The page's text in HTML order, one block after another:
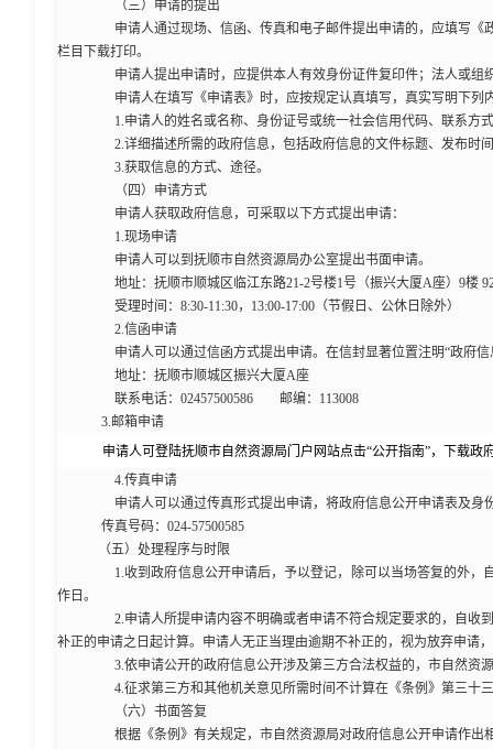
（三）申请的提出
申请人通过现场、信函、传真和电子邮件提出申请的，应填写《
栏目下载打印。
申请人提出申请时，应提供本人有效身份证件复印件；法人或组
申请人在填写《申请表》时，应按规定认真填写，真实写明下列
1.申请人的姓名或名称、身份证号或统一社会信用代码、联系方
2.详细描述所需的政府信息，包括政府信息的文件标题、发布时
3.获取信息的方式、途径。
（四）申请方式
申请人获取政府信息，可采取以下方式提出申请：
1.现场申请
申请人可以到抚顺市自然资源局办公室提出书面申请。
地址： 抚顺市顺城区临江东路21-2号楼1号（振兴大厦A座） 9楼
受理时间：8:30-11:30，13:00-17:00（节假日、公休日除外）
2.信函申请
申请人可以通过信函方式提出申请。在信封显著位置注明“政府信
地址：抚顺市顺城区振兴大厦A座
联系电话：02457500586 邮编：113008
3.邮箱申请
申请人可登陆抚顺市自然资源局门户网站点击“公开指南”，下载政
4.传真申请
申请人可以通过传真形式提出申请，将政府信息公开申请表及身
传真号码：024-57500585
（五）处理程序与时限
1.收到政府信息公开申请后，予以登记，除可以当场答复的外，
作日。
2.申请人所提申请内容不明确或者申请不符合规定要求的，自收
补正的申请之日起计算。申请人无正当理由逾期不补正的，视为放弃申请
3.依申请公开的政府信息公开涉及第三方合法权益的，市自然资
4.征求第三方和其他机关意见所需时间不计算在《条例》第三十
（六）书面答复
根据《条例》有关规定，市自然资源局对政府信息公开申请作出